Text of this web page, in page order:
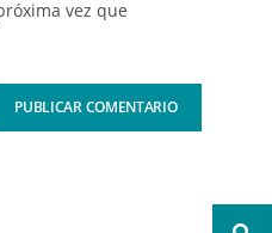
vez que